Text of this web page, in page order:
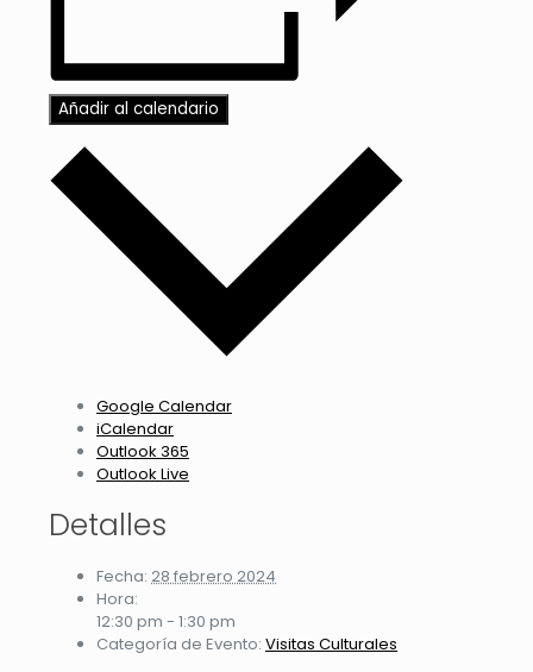
Añadir al calendario
Google Calendar
iCalendar
Outlook 365
Outlook Live
Detalles
Fecha: 28 febrero 2024
Hora:
12:30 pm - 1:30 pm
Categoría de Evento: Visitas Culturales